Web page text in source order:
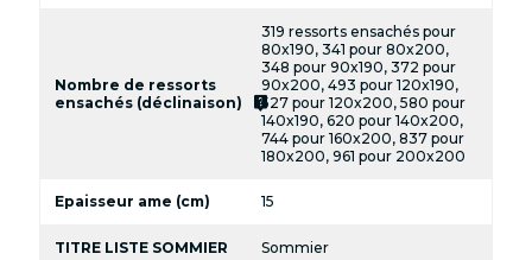
Nombre de ressorts
ensachés (déclinaison)
live_help
319 ressorts ensachés pour
80x190, 341 pour 80x200,
348 pour 90x190, 372 pour
90x200, 493 pour 120x190,
527 pour 120x200, 580 pour
140x190, 620 pour 140x200,
744 pour 160x200, 837 pour
180x200, 961 pour 200x200
Epaisseur ame (cm) 15
TITRE LISTE SOMMIER Sommier